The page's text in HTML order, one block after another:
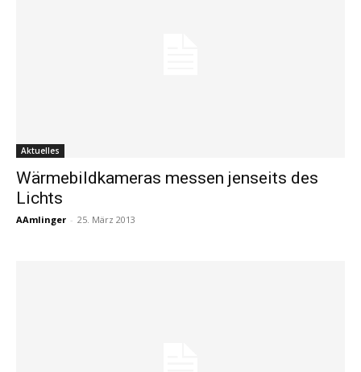
Aktuelles
Wärmebildkameras messen jenseits des
Lichts
AAmlinger - 25. März 2013